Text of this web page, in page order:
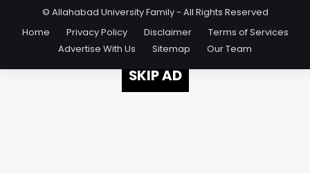
© Allahabad University Family - All Rights Reserved
Home
Privacy Policy Disclaimer
Terms of Services
Advertise With Us
Sitemap Our Team
SKIP AD